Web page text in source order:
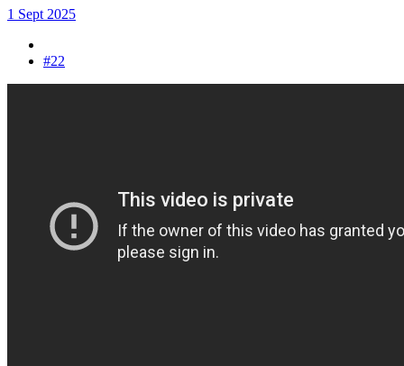
1 Sept 2025
#22